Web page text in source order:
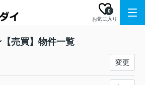
お気に入り
0
売買】物件一覧
変更